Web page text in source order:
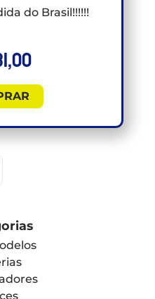
do Brasil!!!!!!